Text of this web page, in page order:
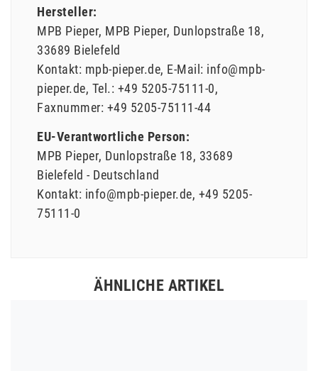
Hersteller:
MPB Pieper MPB Pieper Dunlopstraße 18
33689 Bielefeld
Kontakt: mpb-pieper.de E-Mail: info@mpb-
pieper.de Tel.: +49 5205-75111-0
Faxnummer: +49 5205-75111-44
EU-Verantwortliche Person:
MPB Pieper Dunlopstraße 18 33689
Bielefeld
Deutschland
Kontakt: info@mpb-pieper.de +49 5205-
75111-0
ÄHNLICHE ARTIKEL